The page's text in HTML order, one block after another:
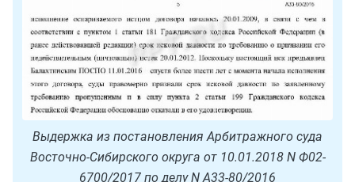
Выдержка из постановления Арбитражного суда
Восточно-Сибирского округа от 10.01.2018 N Ф02-
6700/2017 по делу N А33-80/2016